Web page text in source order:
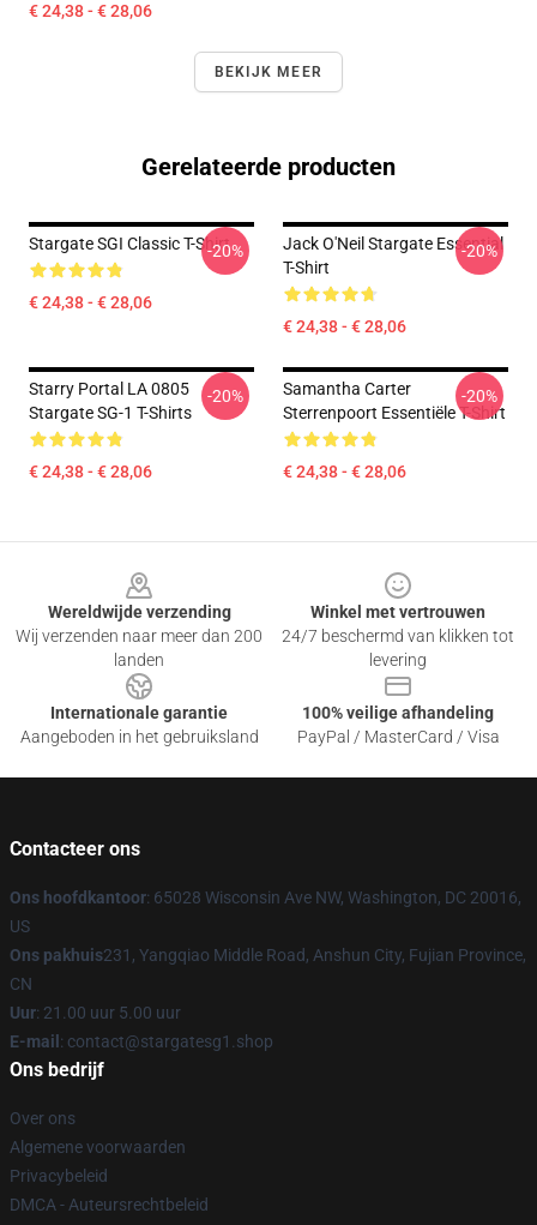
€ 24,38 - € 28,06
BEKIJK MEER
Gerelateerde producten
Stargate SGI Classic T-Shirt
€ 24,38 - € 28,06
-20%
Jack O'Neil Stargate Essential
T-Shirt
€ 24,38 - € 28,06
-20%
Starry Portal LA 0805
Stargate SG-1 T-Shirts
€ 24,38 - € 28,06
-20%
Samantha Carter
Sterrenpoort Essentiële T-Shirt
€ 24,38 - € 28,06
-20%
Wereldwijde verzending
Wij verzenden naar meer dan 200
landen
Winkel met vertrouwen
24/7 beschermd van klikken tot
levering
Internationale garantie
Aangeboden in het gebruiksland
100% veilige afhandeling
PayPal / MasterCard / Visa
Contacteer ons
Ons hoofdkantoor: 65028 Wisconsin Ave NW, Washington, DC 20016,
US
Ons pakhuis231, Yangqiao Middle Road, Anshun City, Fujian Province,
CN
Uur: 21.00 uur 5.00 uur
E-mail : contact@stargatesg1.shop
Ons bedrijf
Over ons
Algemene voorwaarden
Privacybeleid
DMCA - Auteursrechtbeleid